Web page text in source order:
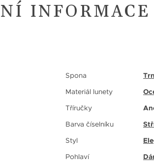
INFORMACE
Spona
Materiál lunety
Tříručky
Barva číselníku
Styl
Pohlaví